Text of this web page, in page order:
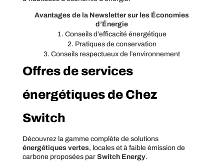
Avantages de la Newsletter sur les Économies
d’Énergie
1. Conseils d’efficacité énergétique
2. Pratiques de conservation
3. Conseils respectueux de l’environnement
Offres de services
énergétiques de Chez
Switch
Découvrez la gamme complète de solutions
énergétiques vertes, locales et à faible émission de
carbone proposées par Switch Energy.